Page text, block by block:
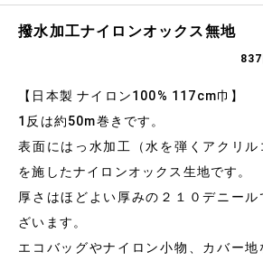
撥水加工ナイロンオックス無地
【日本製 ナイロン100% 117cm巾】
1反は約50m巻きです。
表面にはっ水加工（水を弾くアクリル
を施したナイロンオックス生地です。
厚さはほどよい厚みの２１０デニー
ざいます。
エコバッグやナイロン小物、カバー地